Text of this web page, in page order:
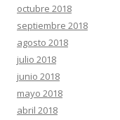
octubre 2018
septiembre 2018
agosto 2018
julio 2018
junio 2018
mayo 2018
abril 2018